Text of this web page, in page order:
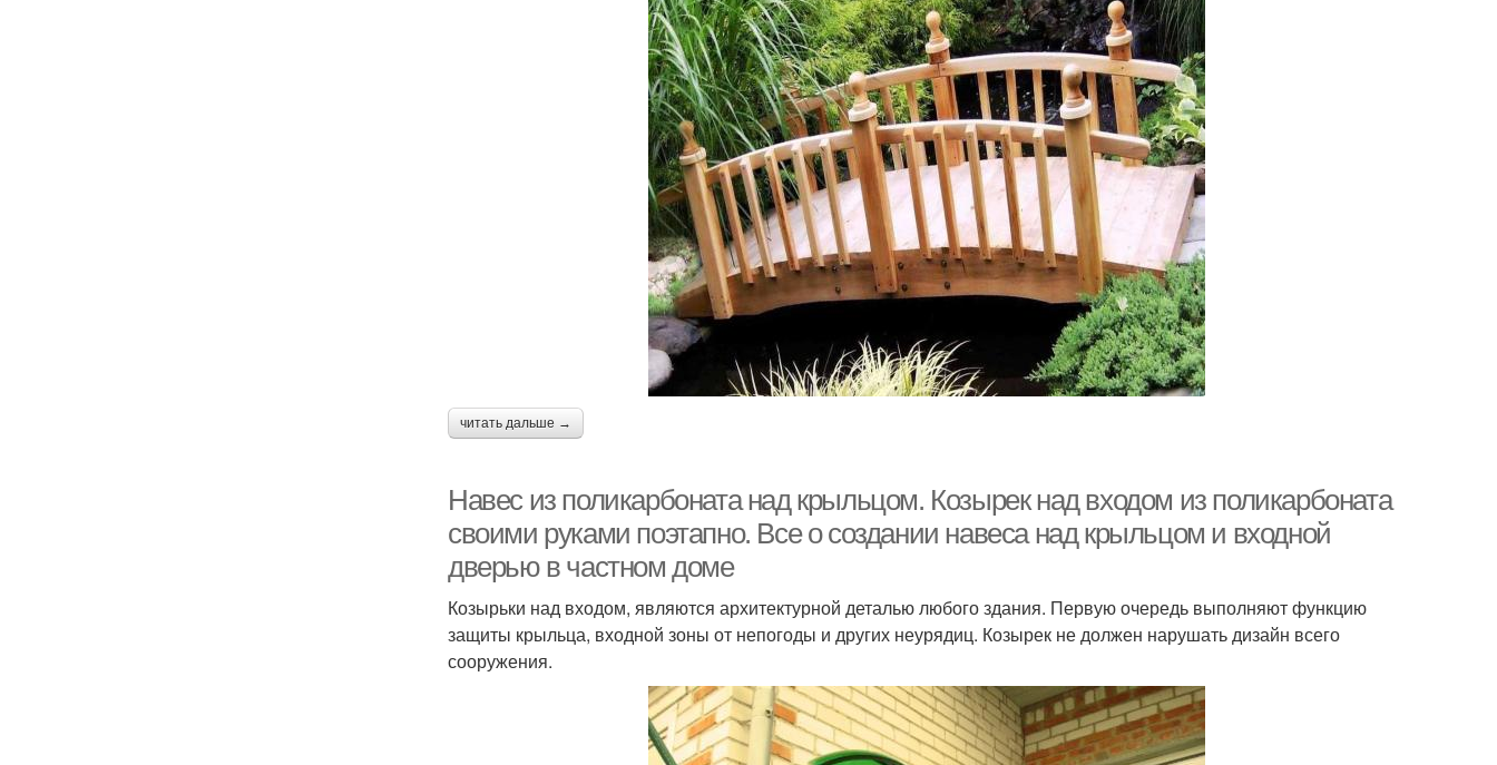
читать дальше →
Навес из поликарбоната над крыльцом. Козырек над входом из поликарбоната
своими руками поэтапно. Все о создании навеса над крыльцом и входной
дверью в частном доме
Козырьки над входом, являются архитектурной деталью любого здания. Первую очередь выполняют функцию
защиты крыльца, входной зоны от непогоды и других неурядиц. Козырек не должен нарушать дизайн всего
сооружения.